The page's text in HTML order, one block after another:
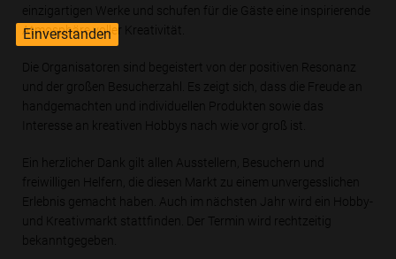
einzigartigen Werke und schufen für die Gäste eine inspirierende
Atmosphäre voller Kreativität.
Die Organisatoren sind begeistert von der positiven Resonanz
und der großen Besucherzahl. Es zeigt sich, dass die Freude an
handgemachten und individuellen Produkten sowie das
Interesse an kreativen Hobbys nach wie vor groß ist.
Ein herzlicher Dank gilt allen Ausstellern, Besuchern und
freiwilligen Helfern, die diesen Markt zu einem unvergesslichen
Erlebnis gemacht haben. Auch im nächsten Jahr wird ein Hobby-
und Kreativmarkt stattfinden. Der Termin wird rechtzeitig
bekanntgegeben.
Einverstanden